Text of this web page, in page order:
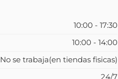
10:00 - 17:30
10:00 - 14:00
No se trabaja(en tiendas fisicas)